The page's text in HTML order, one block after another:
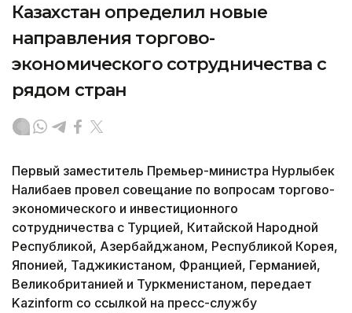
Казахстан определил новые
направления торгово-
экономического сотрудничества с
рядом стран
Первый заместитель Премьер-министра Нурлыбек
Налибаев провел совещание по вопросам торгово-
экономического и инвестиционного
сотрудничества с Турцией, Китайской Народной
Республикой, Азербайджаном, Республикой Корея,
Японией, Таджикистаном, Францией, Германией,
Великобританией и Туркменистаном, передает
Kazinform со ссылкой на пресс-службу